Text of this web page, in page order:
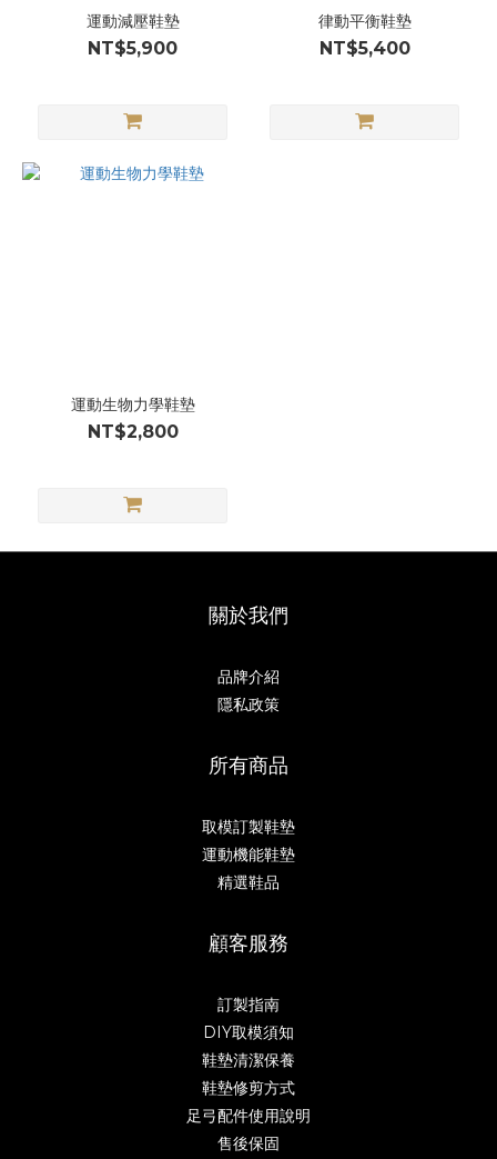
運動減壓鞋墊
NT$5,900
律動平衡鞋墊
NT$5,400
運動生物力學鞋墊
NT$2,800
關於我們
品牌介紹
隱私政策
所有商品
取模訂製鞋墊
運動機能鞋墊
精選鞋品
顧客服務
訂製指南
DIY取模須知
鞋墊清潔保養
鞋墊修剪方式
足弓配件使用說明
售後保固